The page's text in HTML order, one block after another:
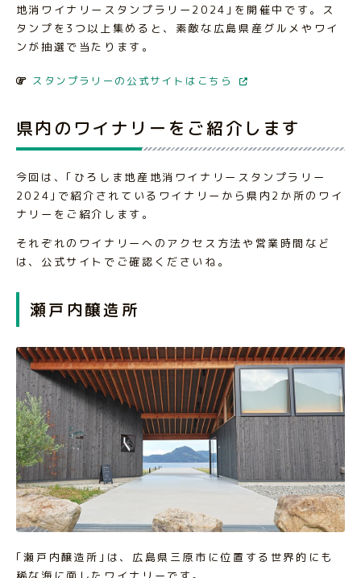
地消ワイナリースタンプラリー2024｣を開催中です。ス
タンプを3つ以上集めると、素敵な広島県産グルメやワイ
ンが抽選で当たります。
スタンプラリーの公式サイトはこちら
県内のワイナリーをご紹介します
今回は、｢ひろしま地産地消ワイナリースタンプラリー
2024｣で紹介されているワイナリーから県内2か所のワイ
ナリーをご紹介します。
それぞれのワイナリーへのアクセス方法や営業時間など
は、公式サイトでご確認くださいね。
瀬戸内醸造所
｢瀬戸内醸造所｣は、広島県三原市に位置する世界的にも